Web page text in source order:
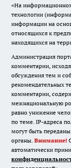
«На
технологии
информации на
относящихся к
находящихся на
Администрация
комментарии,
обсуждения тем и
рекомендательных
комментарии,
межнациональную
равно унижение
по теме. IP-адреса
могут быть
органы. Внимание!
автоматически